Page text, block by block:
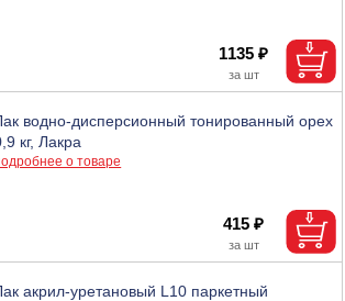
1135 ₽
водно-дисперсионный тонированный орех
кг, Лакра
о товаре
415 ₽
акрил-уретановый L10 паркетный